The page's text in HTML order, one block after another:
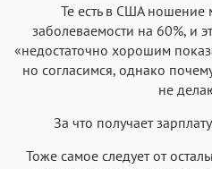
Те есть в США ношение
заболеваемости на 60%, и
«недостаточно хорошим
но согласимся, однако
не
За что получает
Тоже самое следует от